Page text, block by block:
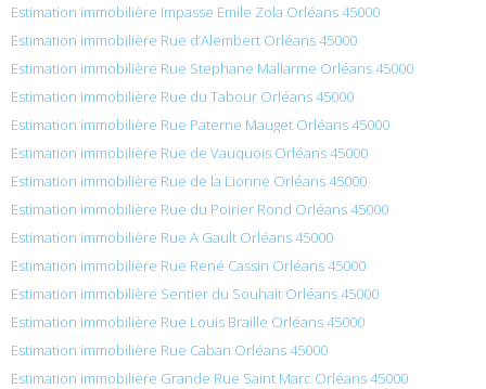
Estimation immobilière Impasse Émile Zola Orléans 45000
Estimation immobilière Rue d’Alembert Orléans 45000
Estimation immobilière Rue Stephane Mallarme Orléans 45000
Estimation immobilière Rue du Tabour Orléans 45000
Estimation immobilière Rue Paterne Mauget Orléans 45000
Estimation immobilière Rue de Vauquois Orléans 45000
Estimation immobilière Rue de la Lionne Orléans 45000
Estimation immobilière Rue du Poirier Rond Orléans 45000
Estimation immobilière Rue A Gault Orléans 45000
Estimation immobilière Rue René Cassin Orléans 45000
Estimation immobilière Sentier du Souhait Orléans 45000
Estimation immobilière Rue Louis Braille Orléans 45000
Estimation immobilière Rue Caban Orléans 45000
Estimation immobilière Grande Rue Saint Marc Orléans 45000